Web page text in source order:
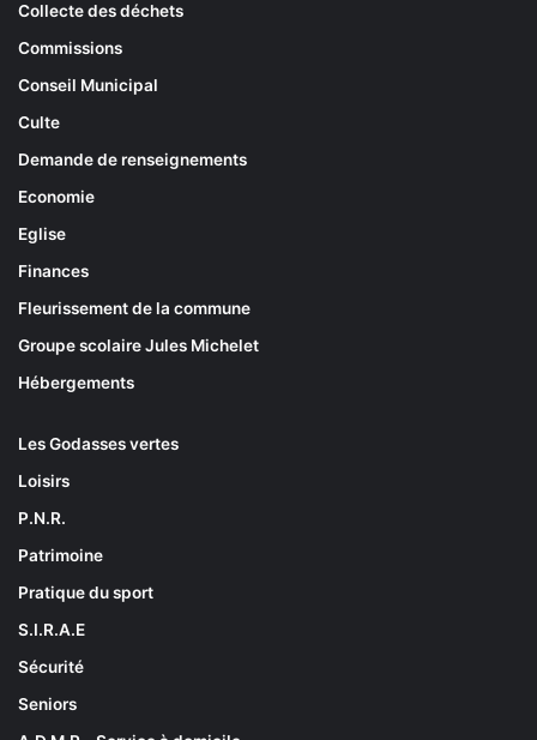
Collecte des déchets
Commissions
Conseil Municipal
Culte
Demande de renseignements
Economie
Eglise
Finances
Fleurissement de la commune
Groupe scolaire Jules Michelet
Hébergements
Les Godasses vertes
Loisirs
P.N.R.
Patrimoine
Pratique du sport
S.I.R.A.E
Sécurité
Seniors